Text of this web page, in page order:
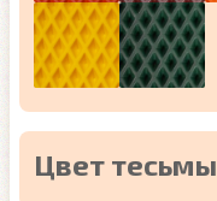
Цвет тесьмы